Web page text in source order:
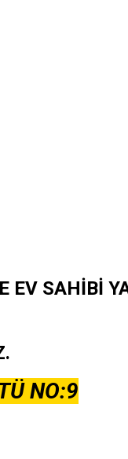
EV SAHİBİ
NO:9